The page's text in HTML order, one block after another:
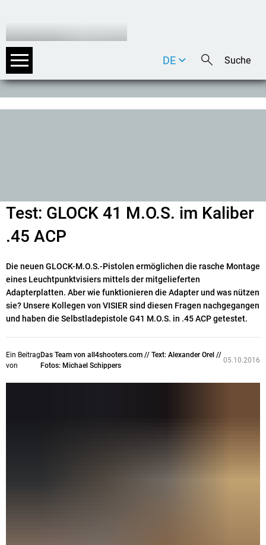
DE
EN
Test: GLOCK 41 M.O.S. im Kaliber
.45 ACP
Die neuen GLOCK-M.O.S.-Pistolen ermöglichen die rasche Montage
eines Leuchtpunktvisiers mittels der mitgelieferten
Adapterplatten. Aber wie funktionieren die Adapter und was nützen
sie? Unsere Kollegen von VISIER sind diesen Fragen nachgegangen
und haben die Selbstladepistole G41 M.O.S. in .45 ACP getestet.
Ein Beitrag
von
Das Team von all4shooters.com // Text: Alexander Orel //
Fotos: Michael Schippers
05.10.2016